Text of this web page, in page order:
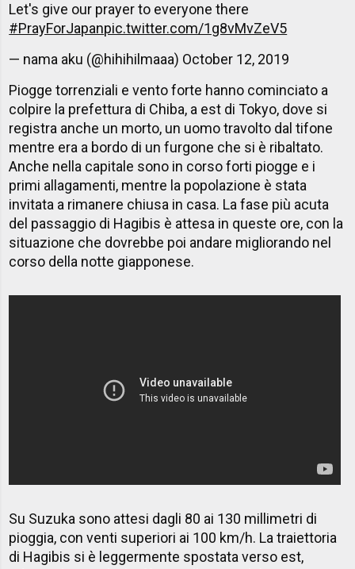
Let's give our prayer to everyone there
#PrayForJapanpic.twitter.com/1g8vMvZeV5
— nama aku (@hihihilmaaa) October 12, 2019
Piogge torrenziali e vento forte hanno cominciato a
colpire la prefettura di Chiba, a est di Tokyo, dove si
registra anche un morto, un uomo travolto dal tifone
mentre era a bordo di un furgone che si è ribaltato.
Anche nella capitale sono in corso forti piogge e i
primi allagamenti, mentre la popolazione è stata
invitata a rimanere chiusa in casa. La fase più acuta
del passaggio di Hagibis è attesa in queste ore, con la
situazione che dovrebbe poi andare migliorando nel
corso della notte giapponese.
Su Suzuka sono attesi dagli 80 ai 130 millimetri di
pioggia, con venti superiori ai 100 km/h. La traiettoria
di Hagibis si è leggermente spostata verso est,